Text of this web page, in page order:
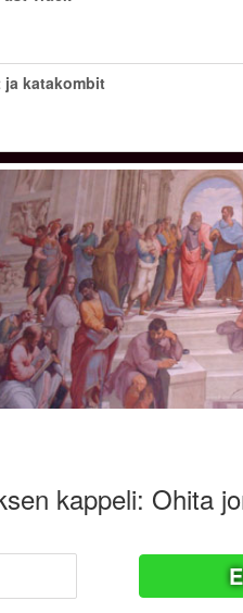
ja katakombit
kappeli: Ohita